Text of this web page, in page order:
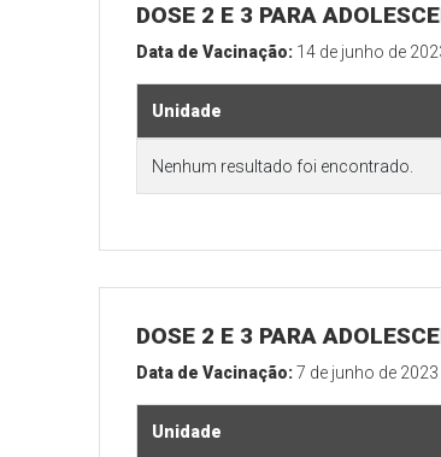
DOSE 2 E 3 PARA
Data de Vacinação: 14 de junho de
Unidade
Nenhum resultado foi encontrado.
DOSE 2 E 3 PARA
Data de Vacinação:7 de junho de 2023
Unidade